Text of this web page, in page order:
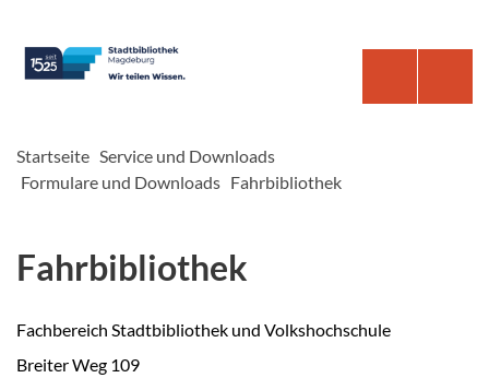
Startseite Service und Downloads
Formulare und Downloads Fahrbibliothek
Fahrbibliothek
Fachbereich Stadtbibliothek und Volkshochschule
Breiter Weg 109